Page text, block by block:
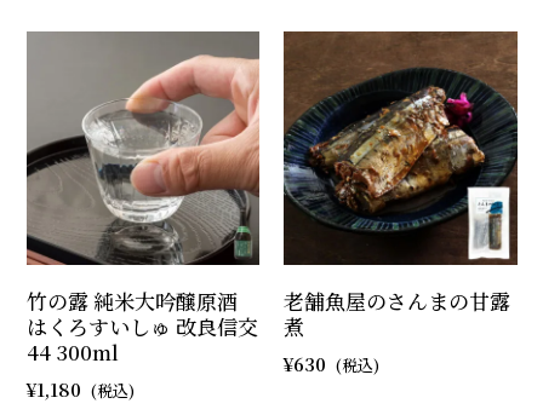
竹の露 純米大吟醸原酒
はくろすいしゅ 改良信交
44 300ml
1,180
老舗魚屋のさんまの甘露
煮
630